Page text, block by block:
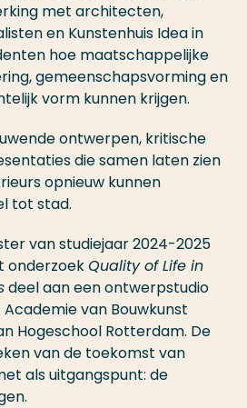
met architecten,
en Kunstenhuis Idea in
hoe maatschappelijke
gemeenschapsvorming en
vorm kunnen krijgen.
ontwerpen, kritische
die samen laten zien
opnieuw kunnen
tot stad.
van studiejaar 2024-2025
onderzoekQuality of Life in
deel aan een ontwerpstudio
van Bouwkunst
Hogeschool Rotterdam. De
van de toekomst van
als uitgangspunt: de